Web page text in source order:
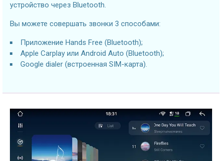
устройство через Bluetooth.
Вы можете совершать звонки 3 способами:
Приложение Hands Free (Bluetooth);
Apple Carplay или Android Auto (Bluetooth);
Google dialer (встроенная SIM-карта).